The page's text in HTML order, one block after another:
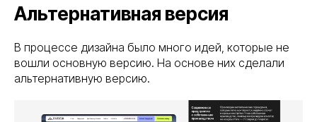
Альтернативная версия
В процессе дизайна было много идей, которые не
вошли основную версию. На основе них сделали
альтернативную версию.